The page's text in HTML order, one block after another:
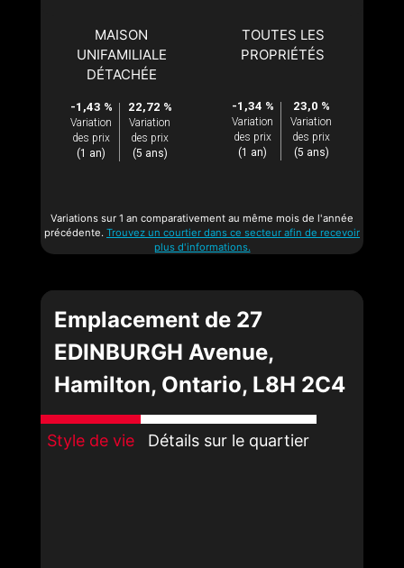
MAISON
UNIFAMILIALE
DÉTACHÉE
-1,43 %
Variation
des prix
(1 an)
22,72 %
Variation
des prix
(5 ans)
TOUTES LES
PROPRIÉTÉS
-1,34 %
Variation
des prix
(1 an)
23,0 %
Variation
des prix
(5 ans)
Variations sur 1 an comparativement au même mois de l'année
précédente. Trouvez un courtier dans ce secteur afin de recevoir
plus d'informations.
Emplacement de 27
EDINBURGH Avenue,
Hamilton, Ontario, L8H 2C4
Style de vie Détails sur le quartier